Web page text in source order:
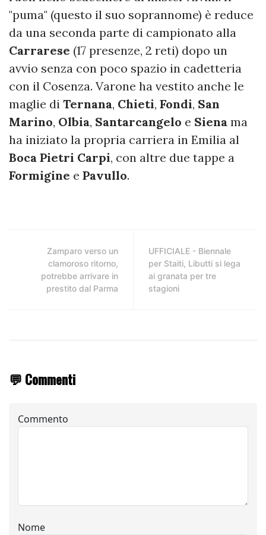
"puma" (questo il suo soprannome) è reduce
da una seconda parte di campionato alla
Carrarese (17 presenze, 2 reti) dopo un
avvio senza con poco spazio in cadetteria
con il Cosenza. Varone ha vestito anche le
maglie di Ternana, Chieti, Fondi, San
Marino, Olbia, Santarcangelo e Siena ma
ha iniziato la propria carriera in Emilia al
Boca Pietri Carpi, con altre due tappe a
Formigine e Pavullo.
Zamparo verso un
clamoroso ritorno,
potrebbe arrivare in
prestito dal Parma
UFFICIALE - Biennale
per Staiti, Libutti si lega
ai granata per tre
stagioni
💬 Commenti